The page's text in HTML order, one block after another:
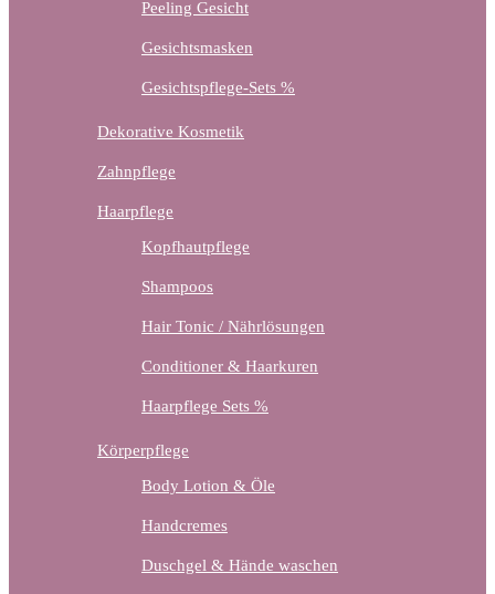
Peeling Gesicht
Gesichtsmasken
Gesichtspflege-Sets %
Dekorative Kosmetik
Zahnpflege
Haarpflege
Kopfhautpflege
Shampoos
Hair Tonic / Nährlösungen
Conditioner & Haarkuren
Haarpflege Sets %
Körperpflege
Body Lotion & Öle
Handcremes
Duschgel & Hände waschen